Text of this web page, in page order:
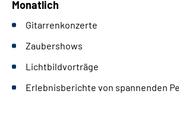
Monatlich
Gitarrenkonzerte
Zaubershows
Lichtbildvorträge
Erlebnisberichte von spannenden